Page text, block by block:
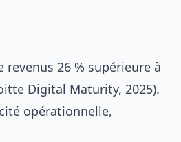
26 % supérieure à
Digital Maturity, 2025).
opérationnelle,